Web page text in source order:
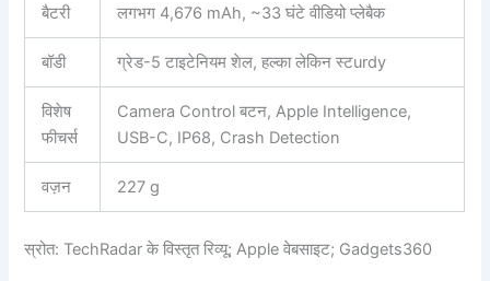
बैटरी लगभग 4,676 mAh, ~33 घंटे वीडियो प्लेबैक
बॉडी ग्रेड-5 टाइटेनियम शेल, हल्का लेकिन स्टurdy
विशेष
फीचर्स
Camera Control बटन, Apple Intelligence,
USB-C, IP68, Crash Detection
वज़न 227 g
स्रोत: TechRadar के विस्तृत रिव्यू; Apple वेबसाइट; Gadgets360